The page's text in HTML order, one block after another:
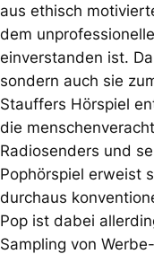
aus ethisch
dem
einverstanden ist.
sondern auch sie
Stauffers Hörspiel
die
Radiosenders und
Pophörspiel erweist
durchaus
Pop ist dabei
Sampling von